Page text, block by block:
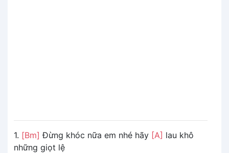
1. [Bm] Đừng khóc nữa em nhé hãy [A] lau khô
những giọt lệ